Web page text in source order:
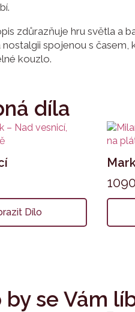
zdůrazňuje hru světla a
spojenou s
kouzlo.
díla
Dílo
by se Vám